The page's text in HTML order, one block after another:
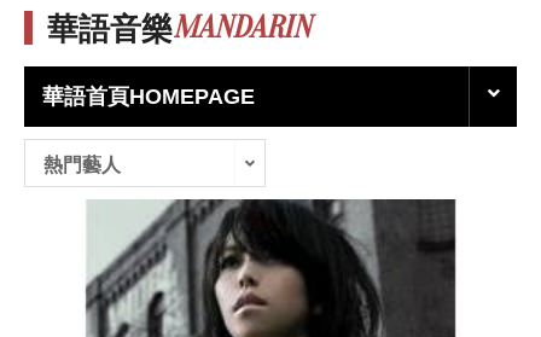
華語音樂MANDARIN
華語首頁HOMEPAGE
熱門藝人